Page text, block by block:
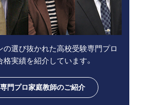
の選び抜かれた高校受験専門プロ
実績を紹介しています。
門プロ家庭教師のご紹介